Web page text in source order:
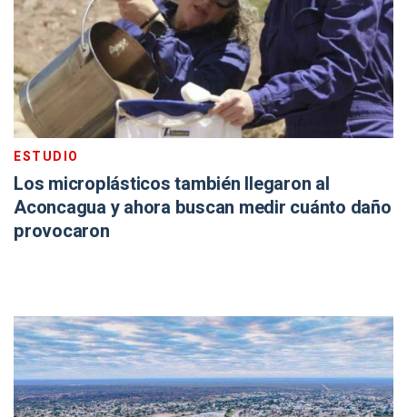
ESTUDIO
Los microplásticos también llegaron al
Aconcagua y ahora buscan medir cuánto daño
provocaron